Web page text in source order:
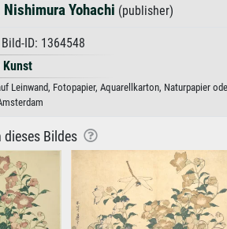
Nishimura Yohachi (publisher)
ID: 1364548
Leinwand, Fotopapier, Aquarellkarton, Naturpapier
dieses Bildes